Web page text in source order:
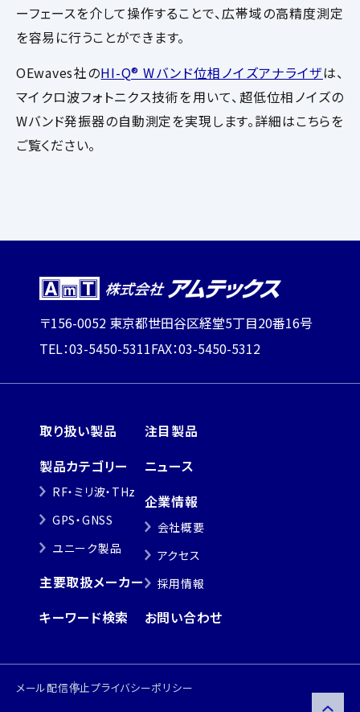
ーフェースを介して操作することで、広帯域の高精度測定
を容易に行うことができます。
OEwaves社のHI-Q® Wバンド位相ノイズアナライザは、
マイクロ波フォトニクス技術を用いて、超低位相ノイズの
Wバンド発振器の自動測定を実現します。詳細はこちらを
ご覧ください。
〒156-0052 東京都世田谷区経堂5丁目20番16号
TEL：03-5450-5311FAX：03-5450-5312
取り扱い製品
製品カテゴリー
RF・ミリ波・THz
GPS・GNSS
ユニーク製品
主要取扱メーカー
キーワード検索
注目製品
ニュース
企業情報
会社概要
アクセス
採用情報
お問い合わせ
メール配信停止プライバシーポリシー